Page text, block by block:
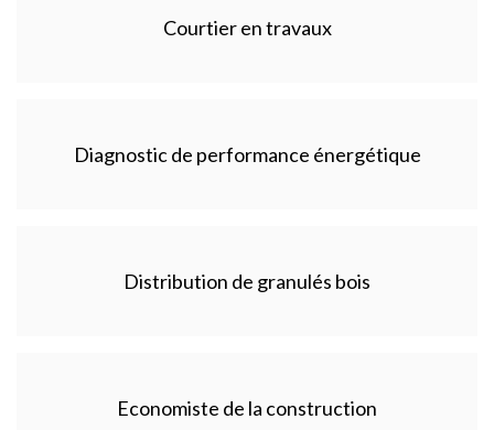
Courtier en travaux
Diagnostic de performance énergétique
Distribution de granulés bois
Economiste de la construction